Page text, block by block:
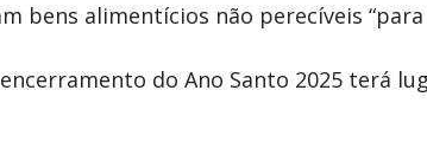
bens alimentícios não perecíveis
do Ano Santo 2025 terá